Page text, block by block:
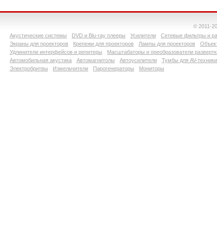
© 2011-
Акустические системы
DVD и Blu-ray плееры Усилители
Сетевые фильтры и
Экраны для проекторов
Крепежи для проекторов Лампы для проекторов
Удлинители интерфейсов и репитеры
Масштабаторы и преобразователи
Автомобильная акустика
Автомагнитолы Автоусилители
Тумбы для AV-техники
Электробритвы
Измельчители Парогенераторы Мониторы